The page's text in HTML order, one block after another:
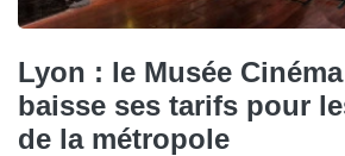
Lyon : le Musée
baisse ses tarifs pour
de la métropole